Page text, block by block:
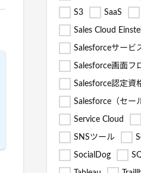
S3 SaaS
Sales Cloud
Salesforceサービ
Salesforce画面フ
Salesforce認定資
Salesforce（セー
Service Cloud
SNSツール
SocialDog